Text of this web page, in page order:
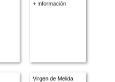
+ Información
Virgen de Melida